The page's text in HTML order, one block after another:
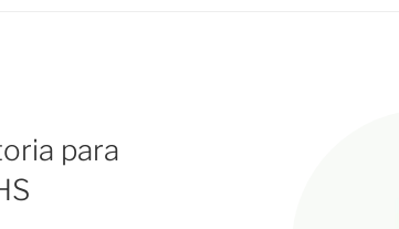
para